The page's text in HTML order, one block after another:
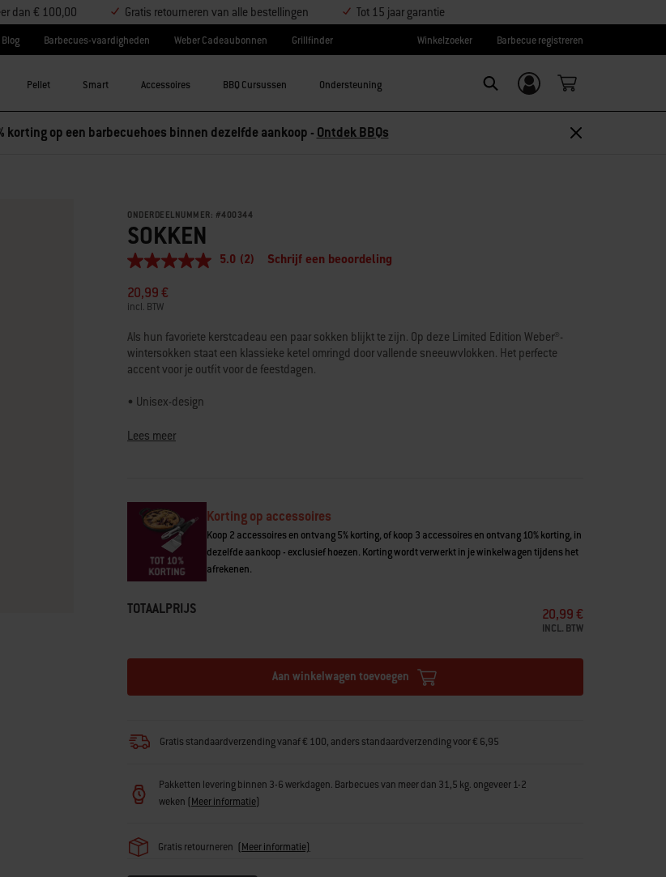
dan € 100,00 Gratis retourneren van alle bestellingen Tot 15 jaar garantie
Blog Barbecues-vaardigheden Weber Cadeaubonnen Grillfinder Winkelzoeker Barbecue registreren
Pellet Smart Accessoires BBQ Cursussen Ondersteuning
Inloggen/
aanmelden
Ontdek accessoires
ONDERDEELNUMMER: #400344
SOKKEN
5.0
5
sterren,
scorewaarde.
Read
2
Reviews.
paginalink.
5.0 (2) Schrijf een beoordeling
20,99 €
incl. BTW
Als hun favoriete kerstcadeau een paar sokken blijkt te zijn. Op deze Limited Edition Weber®-
wintersokken staat een klassieke ketel omringd door vallende sneeuwvlokken. Het perfecte
accent voor je outfit voor de feestdagen.
• Unisex-design
• Past bijna iedereen
Lees meer
Korting op accessoires
Koop 2 accessoires en ontvang 5% korting, of koop 3 accessoires en ontvang 10% korting, in
dezelfde aankoop - exclusief hoezen. Korting wordt verwerkt in je winkelwagen tijdens het
afrekenen.
TOTAALPRIJS 20,99 €
INCL. BTW
Aan winkelwagen toevoegen
Gratis standaardverzending vanaf € 100, anders standaardverzending voor € 6,95
Pakketten levering binnen 3-6 werkdagen. Barbecues van meer dan 31,5 kg. ongeveer 1-2
weken (Meer informatie)
Gratis retourneren (Meer informatie)